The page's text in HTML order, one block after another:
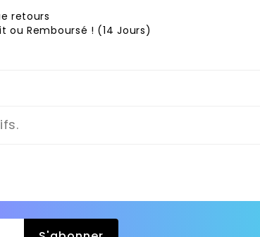
retours
ou Remboursé ! (14 Jours)